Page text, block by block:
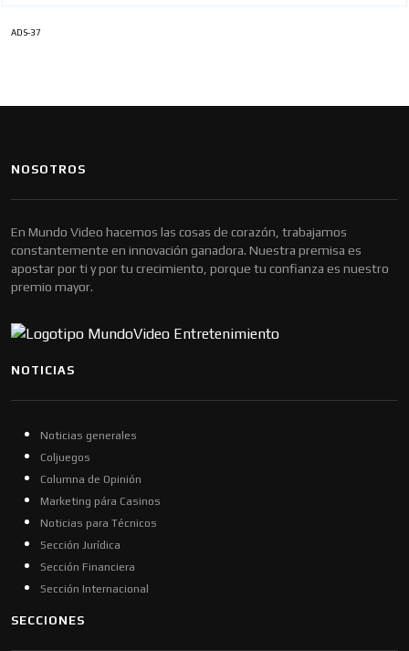
ADS-37
NOSOTROS
En Mundo Video hacemos las cosas de corazón, trabajamos
constantemente en innovación ganadora. Nuestra premisa es
apostar por ti y por tu crecimiento, porque tu confianza es nuestro
premio mayor.
NOTICIAS
Noticias generales
Coljuegos
Columna de Opinión
Marketing pára Casinos
Noticias para Técnicos
Sección Jurídica
Sección Financiera
Sección Internacional
SECCIONES